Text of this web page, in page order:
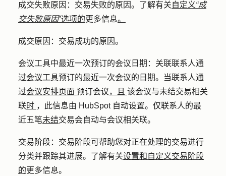
成交失败原因： 交易失败的原因。了解有关自定义“成
交失败原因”选项的更多信息。
成交原因： 交易成功的原因。
会议工具中最近一次预订的会议日期 ：关联联系人通
过会议工具预订的最近一次会议的日期。当联系人通
过会议安排页面 预订会议，且 该会议与未结交易相关
联时 ，此信息由 HubSpot 自动设置。仅联系人的最
近五笔未结交易会自动与会议相关联。
交易阶段： 交易阶段可帮助您对正在处理的交易进行
分类并跟踪其进展。了解有关设置和自定义交易阶段
的更多信息。